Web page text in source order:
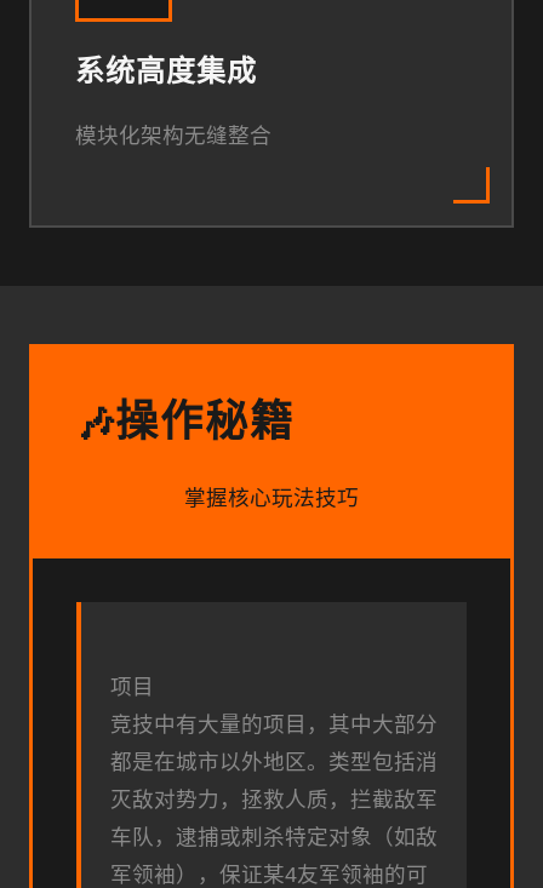
系统高度集成
模块化架构无缝整合
🎶操作秘籍
掌握核心玩法技巧
项目
竞技中有大量的项目，其中大部分
都是在城市以外地区。类型包括消
灭敌对势力，拯救人质，拦截敌军
车队，逮捕或刺杀特定对象（如敌
军领袖），保证某4友军领袖的可